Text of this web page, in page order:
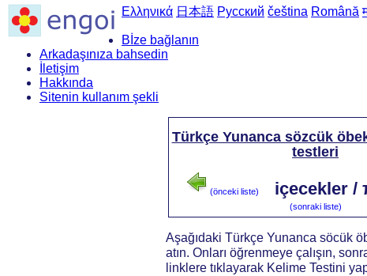
Ελληνικά 日本語 Русский čeština Română
Bİze bağlanın
Arkadaşınıza bahsedin
İletişim
Hakkında
Sitenin kullanım şekli
Türkçe Yunanca sözcük
testleri
(önceki liste) içecekler /
(sonraki liste)
Aşağıdaki Türkçe Yunanca söcük
atın. Onları öğrenmeye çalışın,
linklere tıklayarak Kelime Testini